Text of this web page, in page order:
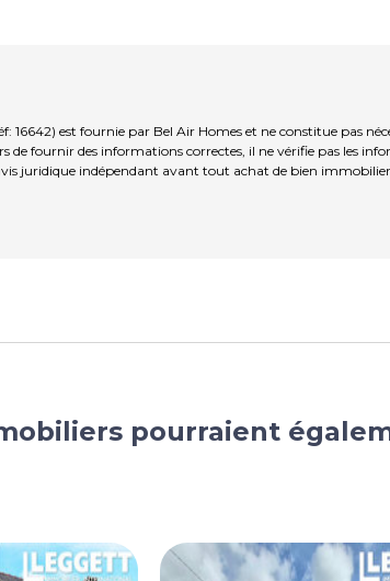
16642) est fournie par Bel Air Homes et ne constitue pas
de fournir des informations correctes, il ne vérifie pas les
juridique indépendant avant tout achat de bien
pourraient